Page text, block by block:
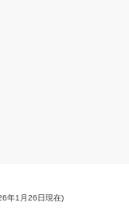
年1月26日現在)